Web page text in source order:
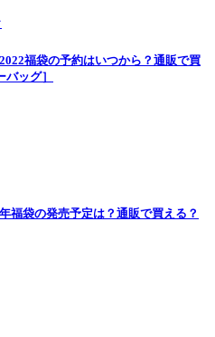
福袋の予約はいつから？通販で買
ッグ］
福袋の発売予定は？通販で買える？